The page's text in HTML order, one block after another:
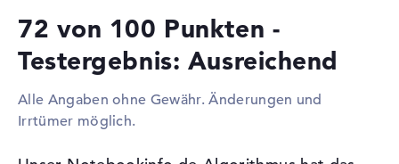
Eingabegeräte
Tastatur (Beleuchtet
(hintergrund)), Touchpad
Netzwerk
(10/100/1000)
Arbeitsspeicher. Euer Betriebssystem und sämtliche
Gesamtspeicher von 1.3 TB. Dafür sind die one HDD
pflichtig.
72 von 100 Punkten -
Testergebnis: Ausreichend
Alle Angaben ohne Gewähr. Änderungen und
Irrtümer möglich.